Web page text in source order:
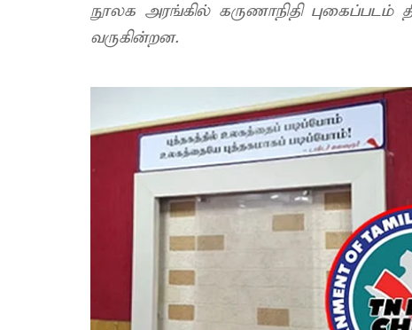
நூலக அரங்கில் கருணாநிதி புகைப்படம்
வருகின்றன.